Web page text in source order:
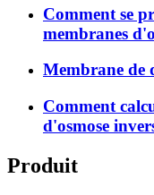
Comment se
membranes
Membrane de
Comment
d'osmose
Produit